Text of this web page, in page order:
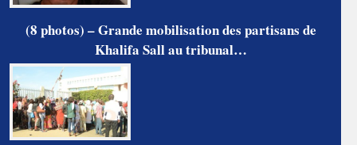
(8 photos) – Grande mobilisation des partisans de
Khalifa Sall au tribunal…